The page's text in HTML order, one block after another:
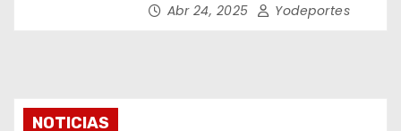
Abr 24, 2025 Yodeportes
NOTICIAS